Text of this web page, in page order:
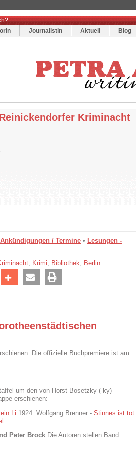
Journalistin Aktuell Blog
Kriminacht
Ankündigungen / Termine • Lesungen -
Krimi Bibliothek Berlin
Die offizielle Buchpremiere ist am
um den von Horst Bosetzky (-ky)
erschienen:
Li 1924: Wolfgang Brenner - Stinnes ist tot
Peter Brock Die Autoren stellen Band